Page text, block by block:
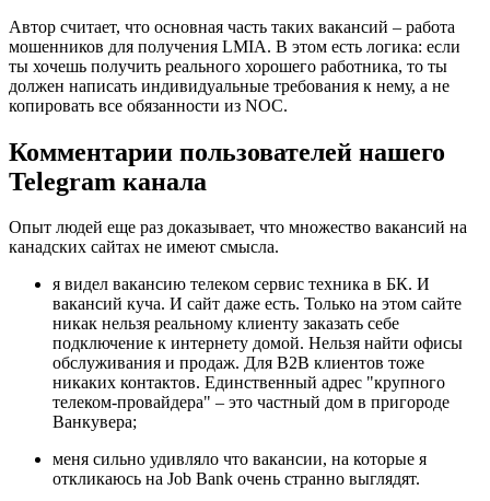
Автор считает, что основная часть таких вакансий – работа
мошенников для получения LMIA. В этом есть логика: если
ты хочешь получить реального хорошего работника, то ты
должен написать индивидуальные требования к нему, а не
копировать все обязанности из NOC.
Комментарии пользователей нашего
Telegram канала
Опыт людей еще раз доказывает, что множество вакансий на
канадских сайтах не имеют смысла.
я видел вакансию телеком сервис техника в БК. И
вакансий куча. И сайт даже есть. Только на этом сайте
никак нельзя реальному клиенту заказать себе
подключение к интернету домой. Нельзя найти офисы
обслуживания и продаж. Для В2В клиентов тоже
никаких контактов. Единственный адрес "крупного
телеком-провайдера" – это частный дом в пригороде
Ванкувера;
меня сильно удивляло что вакансии, на которые я
откликаюсь на Job Bank очень странно выглядят.